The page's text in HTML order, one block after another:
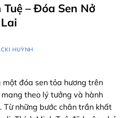
– Đóa Sen Nở
HUỲNH
một đóa sen tỏa hương trên
theo lý tưởng và hành
những bước chân trần khất